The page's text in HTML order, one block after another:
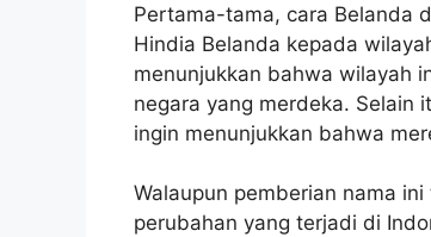
Pertama-tama, cara Belanda
Hindia Belanda kepada
menunjukkan bahwa wilayah
negara yang merdeka. Selain
ingin menunjukkan bahwa
Walaupun pemberian nama
perubahan yang terjadi di